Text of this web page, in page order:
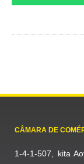
CÂMARA DE
1-4-1-507, kita